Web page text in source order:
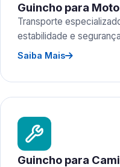
Guincho para Moto
Transporte
estabilidade e
Saiba Mais
Guincho para